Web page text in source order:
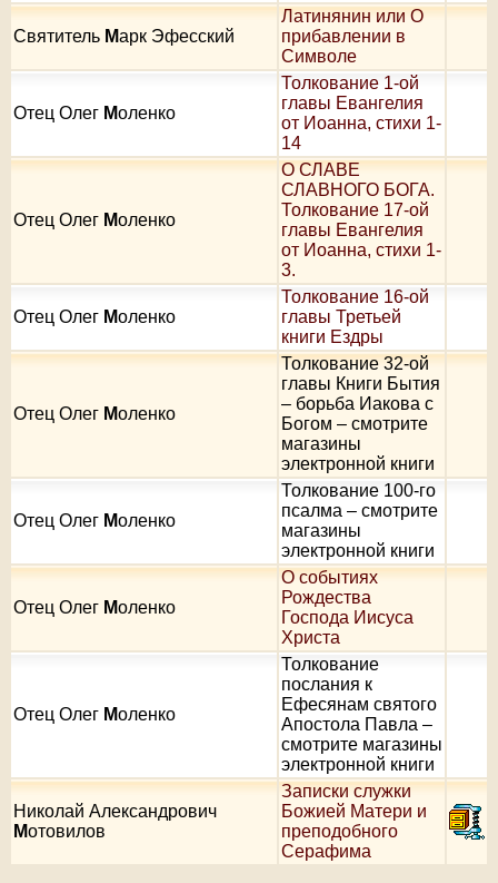
Святитель Марк Эфесский
Латинянин или О
прибавлении в
Символе
Отец Олег Моленко
Толкование 1-ой
главы Евангелия
от Иоанна, стихи 1-
14
Отец Олег Моленко
О СЛАВЕ
СЛАВНОГО БОГА.
Толкование 17-ой
главы Евангелия
от Иоанна, стихи 1-
3.
Отец Олег Моленко
Толкование 16-ой
главы Третьей
книги Ездры
Отец Олег Моленко
Толкование 32-ой
главы Книги Бытия
– борьба Иакова с
Богом – смотрите
магазины
электронной книги
Отец Олег Моленко
Толкование 100-го
псалма – смотрите
магазины
электронной книги
Отец Олег Моленко
О событиях
Рождества
Господа Иисуса
Христа
Отец Олег Моленко
Толкование
послания к
Ефесянам святого
Апостола Павла –
смотрите магазины
электронной книги
Николай Александрович
Мотовилов
Записки служки
Божией Матери и
преподобного
Серафима